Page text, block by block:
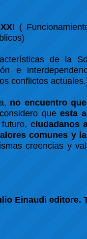
(
de la
e
conflictos
no encuentro
queesta
ciudadanos
comunes y
creencias y
Einaudi editore.